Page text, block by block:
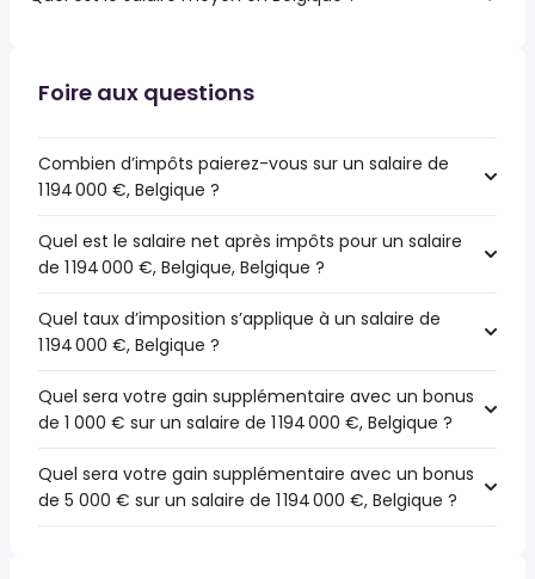
Foire aux questions
Combien d’impôts paierez-vous sur un salaire de
1 194 000 €, Belgique ?
Quel est le salaire net après impôts pour un salaire
de 1 194 000 €, Belgique, Belgique ?
Quel taux d’imposition s’applique à un salaire de
1 194 000 €, Belgique ?
Quel sera votre gain supplémentaire avec un bonus
de 1 000 € sur un salaire de 1 194 000 €, Belgique ?
Quel sera votre gain supplémentaire avec un bonus
de 5 000 € sur un salaire de 1 194 000 €, Belgique ?